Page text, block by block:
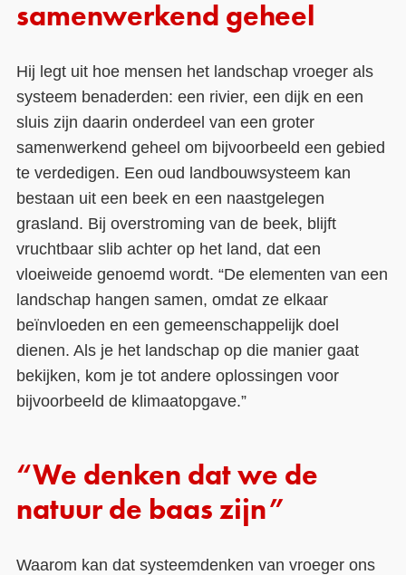
samenwerkend geheel
Hij legt uit hoe mensen het landschap vroeger als
systeem benaderden: een rivier, een dijk en een
sluis zijn daarin onderdeel van een groter
samenwerkend geheel om bijvoorbeeld een gebied
te verdedigen. Een oud landbouwsysteem kan
bestaan uit een beek en een naastgelegen
grasland. Bij overstroming van de beek, blijft
vruchtbaar slib achter op het land, dat een
vloeiweide genoemd wordt. “De elementen van een
landschap hangen samen, omdat ze elkaar
beïnvloeden en een gemeenschappelijk doel
dienen. Als je het landschap op die manier gaat
bekijken, kom je tot andere oplossingen voor
bijvoorbeeld de klimaatopgave.”
“We denken dat we de
natuur de baas zijn”
Waarom kan dat systeemdenken van vroeger ons